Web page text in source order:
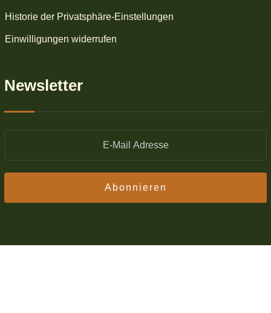
Historie der Privatsphäre-Einstellungen
Einwilligungen widerrufen
Newsletter
Abonnieren